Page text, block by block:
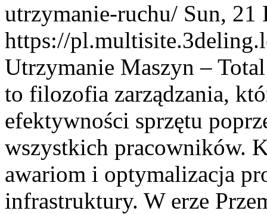
utrzymanie-ruchu/ Sun, 21
https://
Utrzymanie Maszyn –
to filozofia zarządzania,
efektywności sprzętu
wszystkich pracowników.
awariom i optymalizacja
infrastruktury. W erze